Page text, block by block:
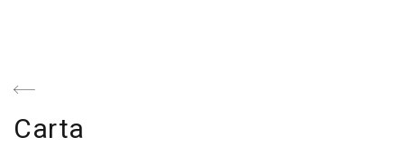
Navegación
de
entradas
Previous
Carta